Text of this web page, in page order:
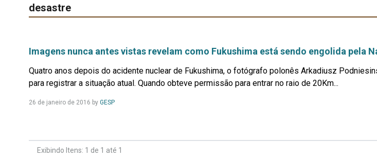
desastre
Imagens nunca antes vistas revelam como Fukushima está sendo engolida pela
Quatro anos depois do acidente nuclear de Fukushima, o fotógrafo polonês Arkadiusz
para registrar a situação atual. Quando obteve permissão para entrar no raio de 20Km...
26 de janeiro de 2016 by GESPLeia
Exibindo Itens: 1 de 1 até 1